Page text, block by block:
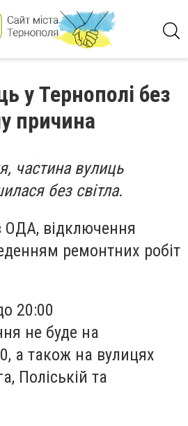
у Тернополі без
причина
частина вулиць
без світла.
ОДА, відключення
ремонтних робіт
20:00
не буде на
а також на вулицях
Поліській та